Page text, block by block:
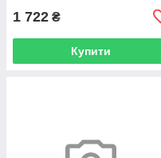
1 722 ₴
Купити